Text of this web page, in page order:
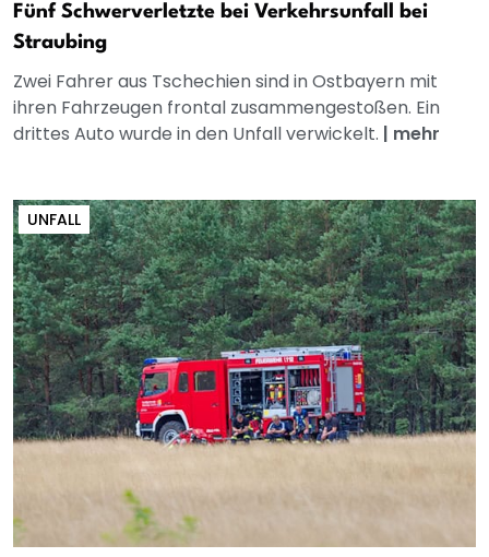
Fünf Schwerverletzte bei Verkehrsunfall bei
Straubing
Zwei Fahrer aus Tschechien sind in Ostbayern mit
ihren Fahrzeugen frontal zusammengestoßen. Ein
drittes Auto wurde in den Unfall verwickelt. | mehr
UNFALL